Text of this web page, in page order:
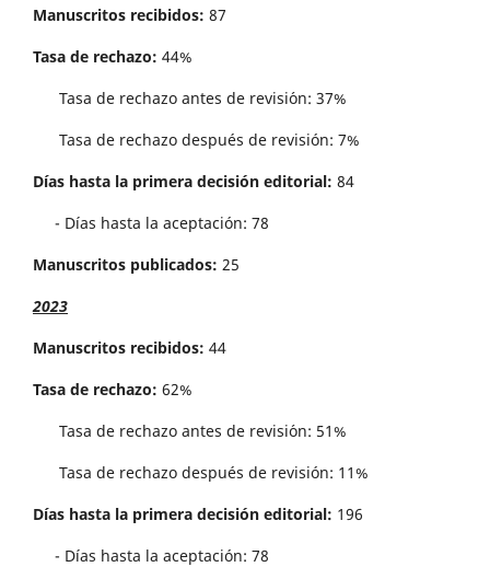
Manuscritos recibidos: 87
Tasa de rechazo: 44%
Tasa de rechazo antes de revisi´on: 37%
Tasa de rechazo después de revisión: 7%
Días hasta la primera decisión editorial: 84
- Días hasta la aceptación: 78
Manuscritos publicados: 25
2023
Manuscritos recibidos: 44
Tasa de rechazo: 62%
Tasa de rechazo antes de revisi´on: 51%
Tasa de rechazo después de revisión: 11%
Días hasta la primera decisión editorial: 196
- Días hasta la aceptación: 78